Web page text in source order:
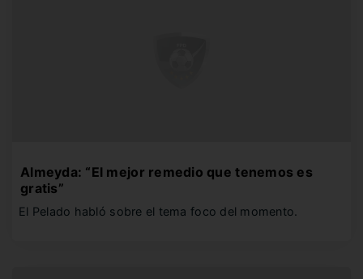
Almeyda: “El mejor remedio que tenemos es
gratis”
El Pelado habló sobre el tema foco del momento.